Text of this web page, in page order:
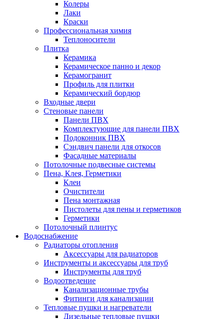
Колеры
Лаки
Краски
Профессиональная химия
Теплоносители
Плитка
Керамика
Керамическое панно и декор
Керамогранит
Профиль для плитки
Керамический бордюр
Входные двери
Стеновые панели
Панели ПВХ
Комплектующие для панели ПВХ
Подоконник ПВХ
Сэндвич панели для откосов
Фасадные материалы
Потолочные подвесные системы
Пена, Клея, Герметики
Клеи
Очистители
Пена монтажная
Пистолеты для пены и герметиков
Герметики
Потолочный плинтус
Водоснабжение
Радиаторы отопления
Аксессуары для радиаторов
Инструменты и аксессуары для труб
Инструменты для труб
Водоотведение
Канализационные трубы
Фитинги для канализации
Тепловые пушки и нагреватели
Дизельные тепловые пушки